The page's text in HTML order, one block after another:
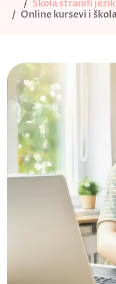
Škola stranih
Online kursevi i